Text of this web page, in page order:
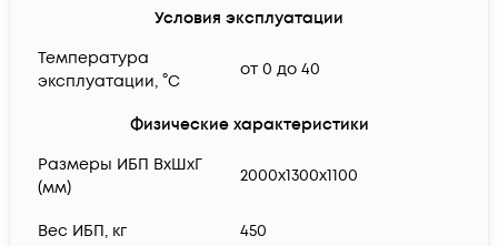
Условия эксплуатации
Температура
эксплуатации, °C
от 0 до 40
Физические характеристики
Размеры ИБП ВхШхГ
(мм)
2000x1300x1100
Вес ИБП, кг 450